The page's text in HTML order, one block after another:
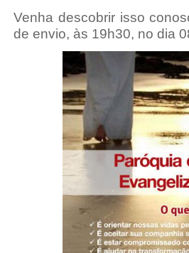
Venha descobrir isso
de envio, às 19h30, no dia